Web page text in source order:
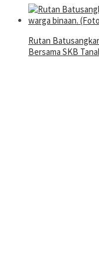
Rutan
Bersama SKB